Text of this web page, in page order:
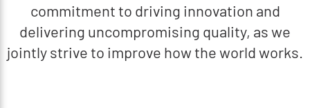
commitment to driving innovation and
delivering uncompromising quality, as we
jointly strive to improve how the world works.